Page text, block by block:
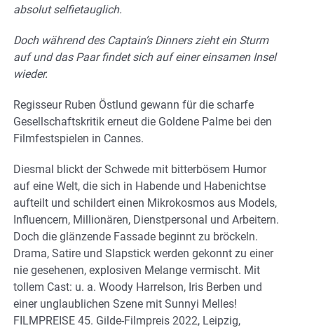
absolut selfietauglich.
Doch während des Captain’s Dinners zieht ein Sturm
auf und das Paar findet sich auf einer einsamen Insel
wieder.
Regisseur Ruben Östlund gewann für die scharfe
Gesellschaftskritik erneut die Goldene Palme bei den
Filmfestspielen in Cannes.
Diesmal blickt der Schwede mit bitterbösem Humor
auf eine Welt, die sich in Habende und Habenichtse
aufteilt und schildert einen Mikrokosmos aus Models,
Influencern, Millionären, Dienstpersonal und Arbeitern.
Doch die glänzende Fassade beginnt zu bröckeln.
Drama, Satire und Slapstick werden gekonnt zu einer
nie gesehenen, explosiven Melange vermischt. Mit
tollem Cast: u. a. Woody Harrelson, Iris Berben und
einer unglaublichen Szene mit Sunnyi Melles!
FILMPREISE 45. Gilde-Filmpreis 2022, Leipzig,